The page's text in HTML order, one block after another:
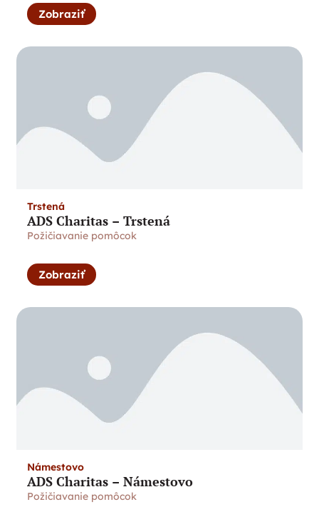
Zobraziť
Trstená
ADS Charitas – Trstená
Požičiavanie pomôcok
Zobraziť
Námestovo
ADS Charitas – Námestovo
Požičiavanie pomôcok